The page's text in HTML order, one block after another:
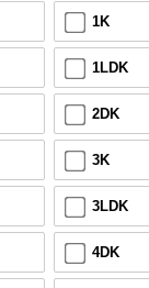
1K
1LDK
2DK
3K
3LDK
4DK